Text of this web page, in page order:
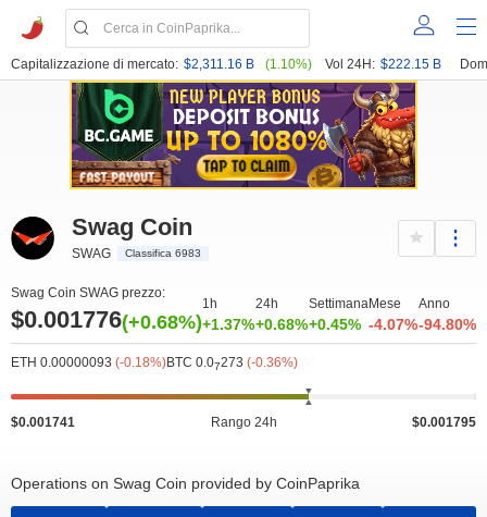
Capitalizzazione di mercato: $2,311.16 B (1.10%) Vol 24H: $222.15 B
Swag Coin
SWAG Classifica 6983
Swag Coin SWAG prezzo:
$0.001776(+0.68%)
1h
+1.37%
24h
+0.68%
Settimana
+0.45%
Mese
-4.07%
Anno
-94.80%
ETH 0.00000093 (-0.18%)BTC 0.07273 (-0.36%)
$0.001741 Rango 24h $0.001795
Operations on Swag Coin provided by CoinPaprika